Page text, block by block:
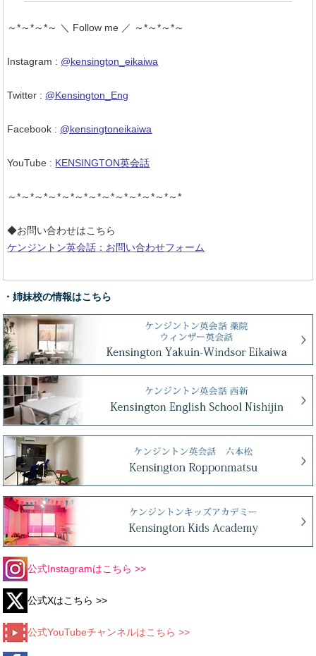
～*～*～*～ ＼ Follow me ／ ～*～*～*～
Instagram : @kensington_eikaiwa
Twitter : @Kensington_Eng
Facebook : @kensingtoneikaiwa
YouTube : KENSINGTON英会話
～*～*～*～*～*～*～*～*～*～*～*～*～*
◆お問い合わせはこちら
ケンジントン英会話：お問い合わせフォーム
・姉妹校の情報はこちら
公式Instagramはこちら >>
公式Xはこちら >>
公式YouTubeチャンネルはこちら >>